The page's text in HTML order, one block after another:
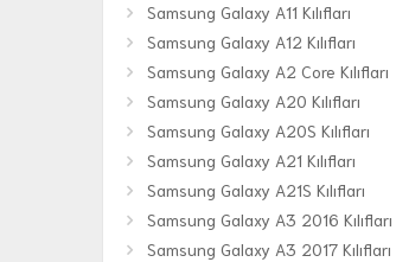
Samsung Galaxy A11 Kılıfları
Samsung Galaxy A12 Kılıfları
Samsung Galaxy A2 Core Kılıfları
Samsung Galaxy A20 Kılıfları
Samsung Galaxy A20S Kılıfları
Samsung Galaxy A21 Kılıfları
Samsung Galaxy A21S Kılıfları
Samsung Galaxy A3 2016 Kılıfları
Samsung Galaxy A3 2017 Kılıfları